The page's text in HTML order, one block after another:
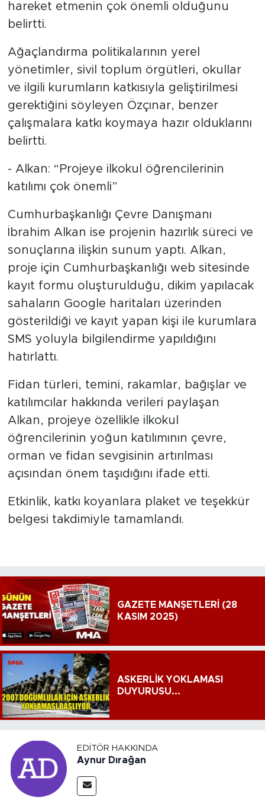
hareket etmenin çok önemli olduğunu
belirtti.
Ağaçlandırma politikalarının yerel
yönetimler, sivil toplum örgütleri, okullar
ve ilgili kurumların katkısıyla geliştirilmesi
gerektiğini söyleyen Özçınar, benzer
çalışmalara katkı koymaya hazır olduklarını
belirtti.
- Alkan: “Projeye ilkokul öğrencilerinin
katılımı çok önemli”
Cumhurbaşkanlığı Çevre Danışmanı
İbrahim Alkan ise projenin hazırlık süreci ve
sonuçlarına ilişkin sunum yaptı. Alkan,
proje için Cumhurbaşkanlığı web sitesinde
kayıt formu oluşturulduğu, dikim yapılacak
sahaların Google haritaları üzerinden
gösterildiği ve kayıt yapan kişi ile kurumlara
SMS yoluyla bilgilendirme yapıldığını
hatırlattı.
Fidan türleri, temini, rakamlar, bağışlar ve
katılımcılar hakkında verileri paylaşan
Alkan, projeye özellikle ilkokul
öğrencilerinin yoğun katılımının çevre,
orman ve fidan sevgisinin artırılması
açısından önem taşıdığını ifade etti.
Etkinlik, katkı koyanlara plaket ve teşekkür
belgesi takdimiyle tamamlandı.
GAZETE MANŞETLERİ (28
KASIM 2025)
ASKERLİK YOKLAMASI
DUYURUSU...
EDITÖR HAKKINDA
Aynur Dırağan